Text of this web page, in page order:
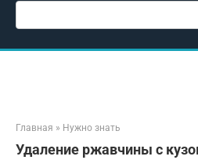
Поиск:
Главная » Нужно знать
Удаление ржавчины с